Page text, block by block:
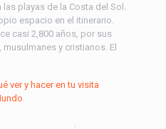
playas de la Costa del Sol.
espacio en el itinerario.
casi 2,800 años, por sus
y cristianos. El
ver y hacer en tu visita